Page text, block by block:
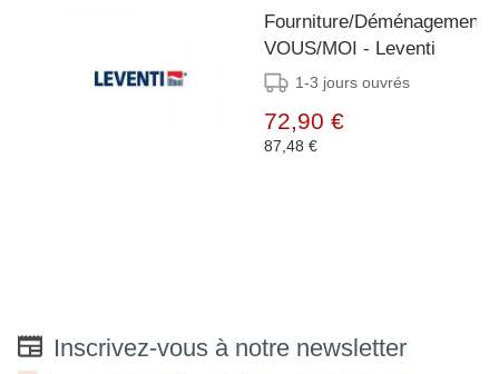
Fourniture/Déménagement
VOUS/MOI - Leventi
1-3 jours ouvrés
72,90 €
87,48 €
Inscrivez-vous à notre newsletter